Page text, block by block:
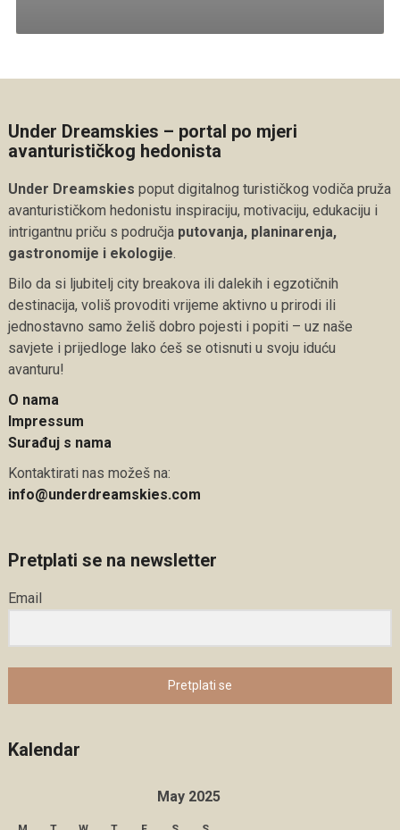
Under Dreamskies – portal po mjeri
avanturističkog hedonista
Under Dreamskies poput digitalnog turističkog vodiča pruža
avanturističkom hedonistu inspiraciju, motivaciju, edukaciju i
intrigantnu priču s područja putovanja, planinarenja,
gastronomije i ekologije.
Bilo da si ljubitelj city breakova ili dalekih i egzotičnih
destinacija, voliš provoditi vrijeme aktivno u prirodi ili
jednostavno samo želiš dobro pojesti i popiti – uz naše
savjete i prijedloge lako ćeš se otisnuti u svoju iduću
avanturu!
O nama
Impressum
Surađuj s nama
Kontaktirati nas možeš na:
info@underdreamskies.com
Pretplati se na newsletter
Email
Pretplati se
Kalendar
May 2025